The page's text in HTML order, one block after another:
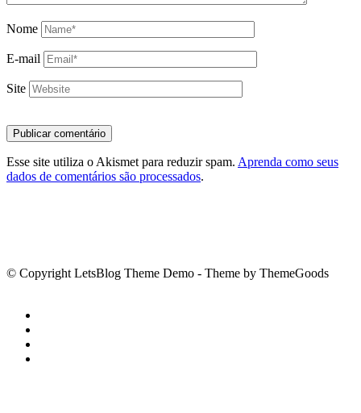
Nome
E-mail
Site
Esse site utiliza o Akismet para reduzir spam. Aprenda como seus
dados de comentários são processados.
© Copyright LetsBlog Theme Demo - Theme by ThemeGoods